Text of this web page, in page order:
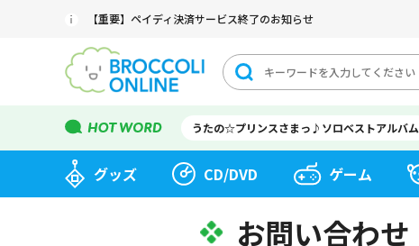
【重要】ペイディ決済サービス終了のお知らせ
うたの☆プリンスさまっ♪ソロベストアルバム
グッズ CD/DVD ゲーム
お問い合わせ